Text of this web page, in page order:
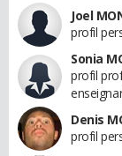
Joel
profil
Sonia
profil
Denis
profil